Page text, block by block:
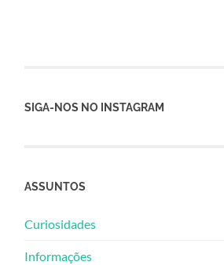
SIGA-NOS NO INSTAGRAM
ASSUNTOS
Curiosidades
Informações